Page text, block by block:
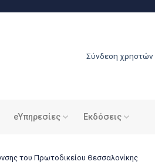
Σύνδεση χρηστών
eΥπηρεσίες Εκδόσεις
του Πρωτοδικείου Θεσσαλονίκης